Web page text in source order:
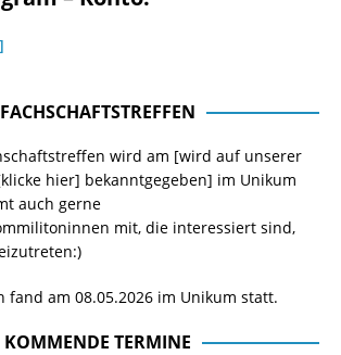
FACHSCHAFTSTREFFEN
wird am [wird auf unserer
hier] bekanntgegeben] im Unikum
auch gerne
mit, die interessiert sind,
fand am 08.05.2026 im Unikum statt.
KOMMENDE TERMINE